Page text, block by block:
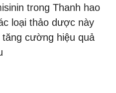
trong Thanh hao
loại thảo dược này
cường hiệu quả